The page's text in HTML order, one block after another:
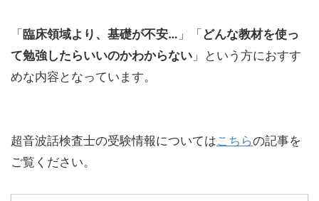
「臨床領域より、基礎が不安… 」「どんな教材を使っ
て勉強したらいいのかわからない 」という方におすす
めな内容となっています。
超音波話検査士の受験情報についてはこちらの記事を
ご覧ください。